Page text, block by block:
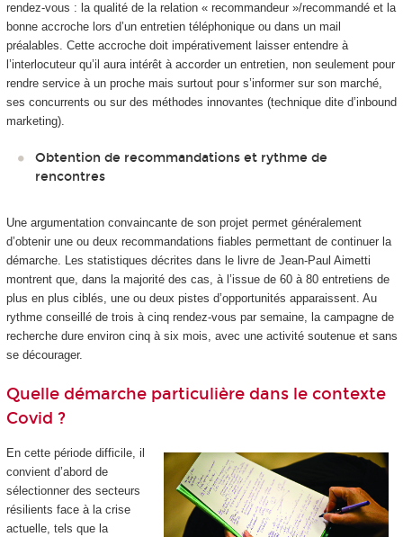
rendez-vous : la qualité de la relation « recommandeur »/recommandé et la
bonne accroche lors d’un entretien téléphonique ou dans un mail
préalables. Cette accroche doit impérativement laisser entendre à
l’interlocuteur qu’il aura intérêt à accorder un entretien, non seulement pour
rendre service à un proche mais surtout pour s’informer sur son marché,
ses concurrents ou sur des méthodes innovantes (technique dite d’inbound
marketing).
Obtention de recommandations et rythme de
rencontres
Une argumentation convaincante de son projet permet généralement
d’obtenir une ou deux recommandations fiables permettant de continuer la
démarche. Les statistiques décrites dans le livre de Jean-Paul Aimetti
montrent que, dans la majorité des cas, à l’issue de 60 à 80 entretiens de
plus en plus ciblés, une ou deux pistes d’opportunités apparaissent. Au
rythme conseillé de trois à cinq rendez-vous par semaine, la campagne de
recherche dure environ cinq à six mois, avec une activité soutenue et sans
se décourager.
Quelle démarche particulière dans le contexte
Covid ?
En cette période difficile, il
convient d’abord de
sélectionner des secteurs
résilients face à la crise
actuelle, tels que la